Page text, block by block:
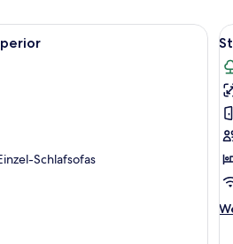
Spiegel.Ein modernes Interieur mit einer
Schlafsofas